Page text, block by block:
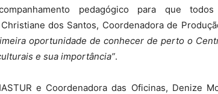
pedagógico para que
dos Santos, Coordenadora de
oportunidade de conhecer de perto o
e sua importância”.
e Coordenadora das Oficinas, Denize